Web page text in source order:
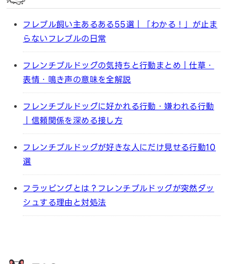
フレブル飼い主あるある55選｜「わかる！」が止ま
らないフレブルの日常
フレンチブルドッグの気持ちと行動まとめ｜仕草・
表情・鳴き声の意味を全解説
フレンチブルドッグに好かれる行動・嫌われる行動
｜信頼関係を深める接し方
フレンチブルドッグが好きな人にだけ見せる行動10
選
フラッピングとは？フレンチブルドッグが突然ダッ
シュする理由と対処法